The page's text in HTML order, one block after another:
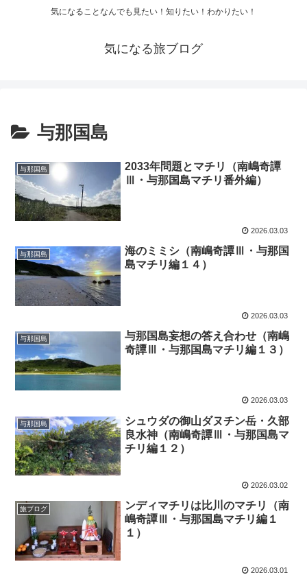
気になることなんでも見たい！知りたい！わかりたい！
気になる旅ブログ
与那国島
与那国島
2033年問題とマチリ（南嶋奇譚
Ⅲ・与那国島マチリ番外編）
2026.03.03
与那国島
海のミミシ（南嶋奇譚Ⅲ・与那国
島マチリ編１４）
2026.03.03
与那国島
与那国島妄想の答え合わせ（南嶋
奇譚Ⅲ・与那国島マチリ編１３）
2026.03.03
与那国島
シュウダの御山ダヌチン岳・久部
良水神（南嶋奇譚Ⅲ・与那国島マ
チリ編１２）
2026.03.02
旅ブログ
ンディマチリは比川のマチリ（南
嶋奇譚Ⅲ・与那国島マチリ編１
１）
2026.03.01